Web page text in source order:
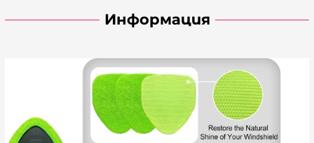
Информация